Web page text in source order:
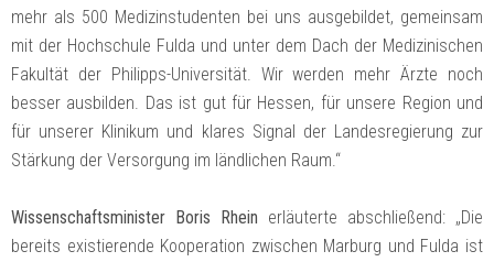
mehr als 500 Medizinstudenten bei uns ausgebildet, gemeinsam
mit der Hochschule Fulda und unter dem Dach der Medizinischen
Fakultät der Philipps-Universität. Wir werden mehr Ärzte noch
besser ausbilden. Das ist gut für Hessen, für unsere Region und
für unserer Klinikum und klares Signal der Landesregierung zur
Stärkung der Versorgung im ländlichen Raum.“
Wissenschaftsminister Boris Rhein erläuterte abschließend: „Die
bereits existierende Kooperation zwischen Marburg und Fulda ist